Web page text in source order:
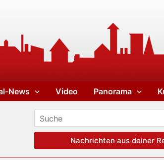
News Video Panorama
Nachrichten aus deiner